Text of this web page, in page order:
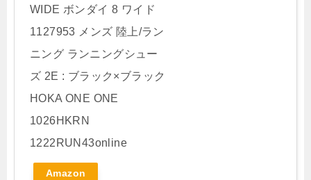
WIDE ボンダイ 8 ワイド
1127953 メンズ 陸上/ラン
ニング ランニングシュー
ズ 2E : ブラック×ブラック
HOKA ONE ONE
1026HKRN
1222RUN43online
Amazon